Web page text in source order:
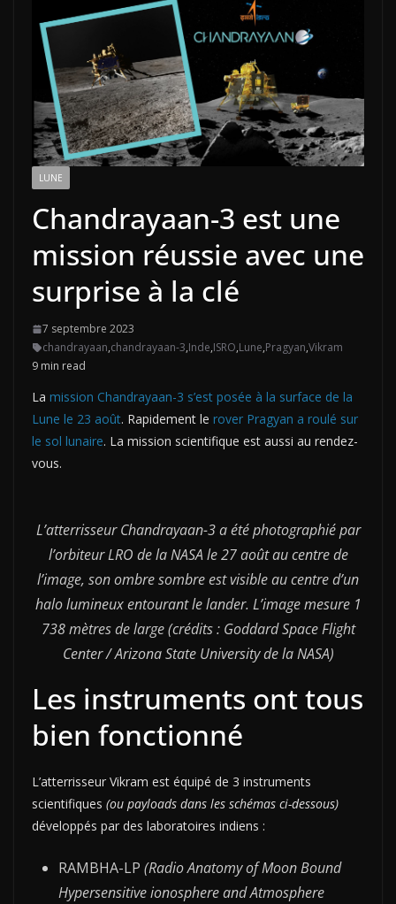
LUNE
Chandrayaan-3 est une
mission réussie avec une
surprise à la clé
7 septembre 2023
chandrayaan,chandrayaan-3,Inde,ISRO,Lune,Pragyan,Vikram
9 min read
La mission Chandrayaan-3 s’est posée à la surface de la
Lune le 23 août. Rapidement le rover Pragyan a roulé sur
le sol lunaire. La mission scientifique est aussi au rendez-
vous.
L’atterrisseur Chandrayaan-3 a été photographié par
l’orbiteur LRO de la NASA le 27 août au centre de
l’image, son ombre sombre est visible au centre d’un
halo lumineux entourant le lander. L’image mesure 1
738 mètres de large (crédits : Goddard Space Flight
Center / Arizona State University de la NASA)
Les instruments ont tous
bien fonctionné
L’atterrisseur Vikram est équipé de 3 instruments
scientifiques (ou payloads dans les schémas ci-dessous)
développés par des laboratoires indiens :
RAMBHA-LP (Radio Anatomy of Moon Bound
Hypersensitive ionosphere and Atmosphere